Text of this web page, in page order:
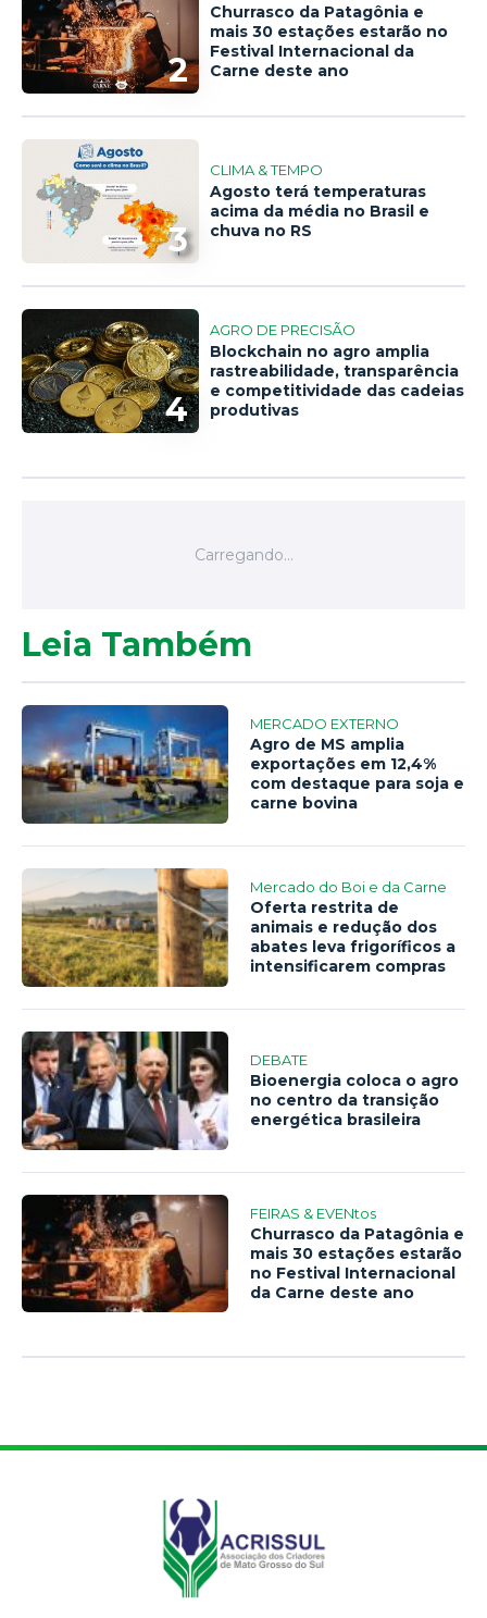
2
Churrasco da Patagônia e
mais 30 estações estarão no
Festival Internacional da
Carne deste ano
3
CLIMA & TEMPO
Agosto terá temperaturas
acima da média no Brasil e
chuva no RS
4
AGRO DE PRECISÃO
Blockchain no agro amplia
rastreabilidade, transparência
e competitividade das cadeias
produtivas
Leia Também
MERCADO EXTERNO
Agro de MS amplia
exportações em 12,4%
com destaque para soja e
carne bovina
Mercado do Boi e da Carne
Oferta restrita de
animais e redução dos
abates leva frigoríficos a
intensificarem compras
DEBATE
Bioenergia coloca o agro
no centro da transição
energética brasileira
FEIRAS & EVENtos
Churrasco da Patagônia e
mais 30 estações estarão
no Festival Internacional
da Carne deste ano